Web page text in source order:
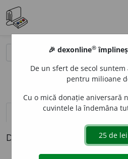
definiții (1) pronunțievolume_up (6)
Definiția cu ID-ul 835356:
🎉 dexonline®
De un sfert de secol
pentru milioane
Cu o mică donație aniversară
cuvintele la îndemâna